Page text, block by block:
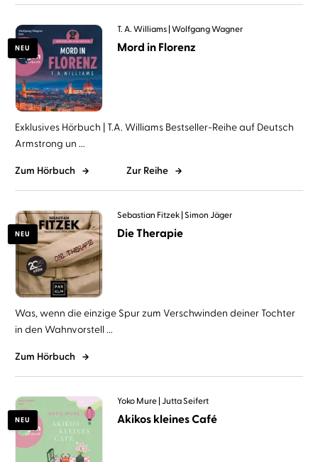
NEU
T. A. Williams Wolfgang Wagner
Mord in Florenz
Exklusives Hörbuch | T.A. Williams Bestseller-Reihe auf Deutsch
Armstrong un ...
Zum Hörbuch Zur Reihe
NEU
Sebastian Fitzek Simon Jäger
Die Therapie
Was, wenn die einzige Spur zum Verschwinden deiner Tochter
in den Wahnvorstell ...
Zum Hörbuch
NEU
Yoko Mure Jutta Seifert
Akikos kleines Café